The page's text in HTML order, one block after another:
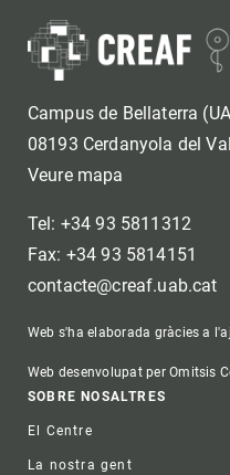
Campus de Bellaterra
08193 Cerdanyola del
Veure mapa
Tel: +34 93 5811312
Fax: +34 93 5814151
contacte@creaf.uab.cat
Web s'ha elaborada gràcies a
Web desenvolupat per Omitsis
Footer
SOBRE NOSALTRES
El Centre
La nostra gent